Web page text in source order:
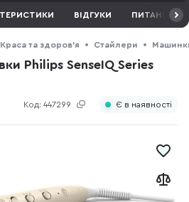
ВІДГУКИ ПИТАННЯ ТА
Краса та здоров'я Стайлери
Philips SenseIQ Series
Код: 447299 Є в наявності